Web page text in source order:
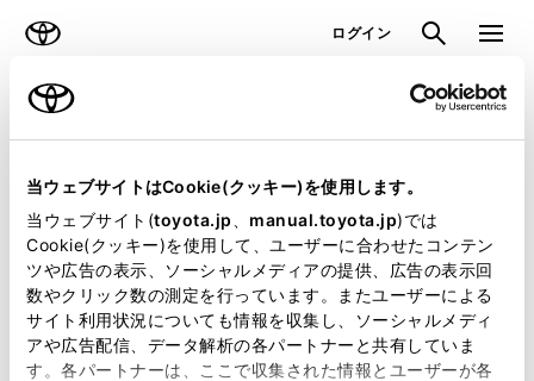
当ウェブサイトはCookie(クッキー)を使用します。
当ウェブサイト(toyota.jp manual.toyota.jp)では
Cookie(クッキー)を使用して、ユーザーに合わせたコンテン
ツや広告の表示、ソーシャルメディアの提供、広告の表示回
数やクリック数の測定を行っています。またユーザーによる
サイト利用状況についても情報を収集し、ソーシャルメディ
アや広告配信、データ解析の各パートナーと共有していま
す。各パートナーは、ここで収集された情報とユーザーが各
ログイン 検索 メニュ
ラインアップ トピックス
見積りシミュレーション
見積りシミュレーションのデータが
正常に取得できませんでした。
詳しくは販売店までお問合せくださ
い。